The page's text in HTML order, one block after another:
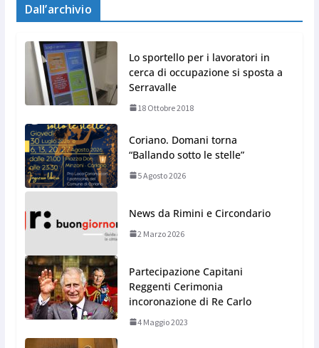
Dall’archivio
Lo sportello per i lavoratori in
cerca di occupazione si sposta a
Serravalle
18 Ottobre 2018
Coriano. Domani torna
“Ballando sotto le stelle”
5 Agosto 2026
News da Rimini e Circondario
2 Marzo 2026
Partecipazione Capitani
Reggenti Cerimonia
incoronazione di Re Carlo
4 Maggio 2023